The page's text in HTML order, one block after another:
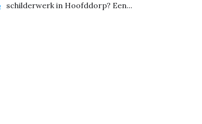
schilderwerk in Hoofddorp? Een...